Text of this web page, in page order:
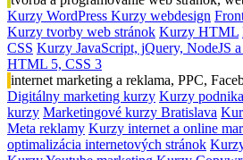
Kurzy WordPress Kurzy webdesign
Kurzy tvorby web stránok Kurzy HTML
CSS Kurzy JavaScript, jQuery, NodeJS
HTML 5, CSS 3
internet marketing a reklama, PPC,
Digitálny marketing kurzy Kurzy
kurzy Marketingové kurzy Bratislava
Meta reklamy Kurzy internet a online
optimalizácia internetových stránok